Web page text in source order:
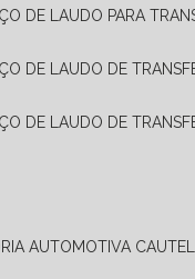
DE LAUDO PARA
DE LAUDO DE
DE LAUDO DE
AUTOMOTIVA